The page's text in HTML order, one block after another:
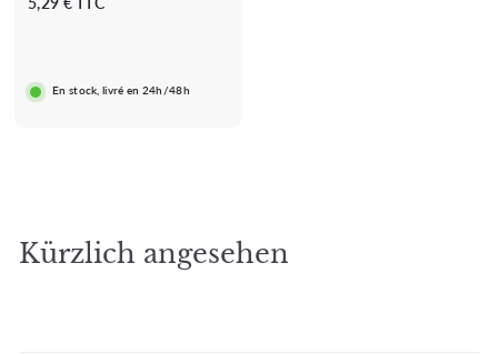
€
En stock, livré en 24h/48h
Kürzlich angesehen